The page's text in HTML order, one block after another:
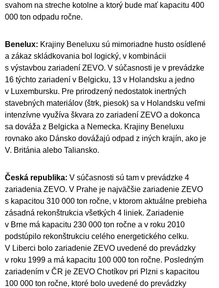
svahom na streche kotolne a ktorý bude mať kapacitu 400
000 ton odpadu ročne.
Benelux: Krajiny Beneluxu sú mimoriadne husto osídlené
a zákaz skládkovania bol logický, v kombinácii
s výstavbou zariadení ZEVO. V súčasnosti je v prevádzke
16 týchto zariadení v Belgicku, 13 v Holandsku a jedno
v Luxembursku. Pre prirodzený nedostatok inertných
stavebných materiálov (štrk, piesok) sa v Holandsku veľmi
intenzívne využíva škvara zo zariadení ZEVO a dokonca
sa dováža z Belgicka a Nemecka. Krajiny Beneluxu
rovnako ako Dánsko dovážajú odpad z iných krajín, ako je
V. Británia alebo Taliansko.
Česká republika: V súčasnosti sú tam v prevádzke 4
zariadenia ZEVO. V Prahe je najväčšie zariadenie ZEVO
s kapacitou 310 000 ton ročne, v ktorom aktuálne prebieha
zásadná rekonštrukcia všetkých 4 liniek. Zariadenie
v Brne má kapacitu 230 000 ton ročne a v roku 2010
podstúpilo rekonštrukciu celého energetického celku.
V Liberci bolo zariadenie ZEVO uvedené do prevádzky
v roku 1999 a má kapacitu 100 000 ton ročne. Posledným
zariadením v ČR je ZEVO Chotíkov pri Plzni s kapacitou
100 000 ton ročne, ktoré bolo uvedené do prevádzky